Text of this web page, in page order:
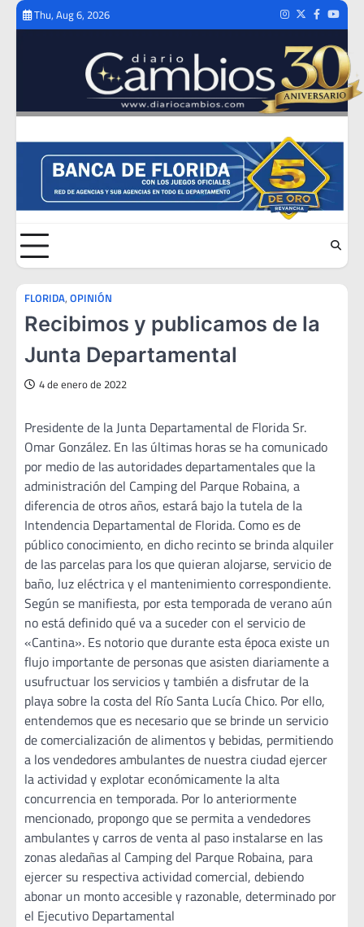
Skip
Thu, Aug 6, 2026 Instagram
TwitterFacebook
FLORIDA, OPINIÓN
Recibimos y publicamos de la
Junta Departamental
4 de enero de 2022
Presidente de la Junta Departamental de Florida Sr.
Omar González. En las últimas horas se ha comunicado
por medio de las autoridades departamentales que la
administración del Camping del Parque Robaina, a
diferencia de otros años, estará bajo la tutela de la
Intendencia Departamental de Florida. Como es de
público conocimiento, en dicho recinto se brinda alquiler
de las parcelas para los que quieran alojarse, servicio de
baño, luz eléctrica y el mantenimiento correspondiente.
Según se manifiesta, por esta temporada de verano aún
no está definido qué va a suceder con el servicio de
«Cantina». Es notorio que durante esta época existe un
flujo importante de personas que asisten diariamente a
usufructuar los servicios y también a disfrutar de la
playa sobre la costa del Río Santa Lucía Chico. Por ello,
entendemos que es necesario que se brinde un servicio
de comercialización de alimentos y bebidas, permitiendo
a los vendedores ambulantes de nuestra ciudad ejercer
la actividad y explotar económicamente la alta
concurrencia en temporada. Por lo anteriormente
mencionado, propongo que se permita a vendedores
ambulantes y carros de venta al paso instalarse en las
zonas aledañas al Camping del Parque Robaina, para
ejercer su respectiva actividad comercial, debiendo
abonar un monto accesible y razonable, determinado por
el Ejecutivo Departamental